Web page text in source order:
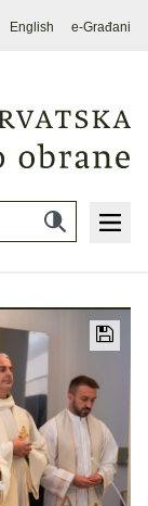
English e-Građani